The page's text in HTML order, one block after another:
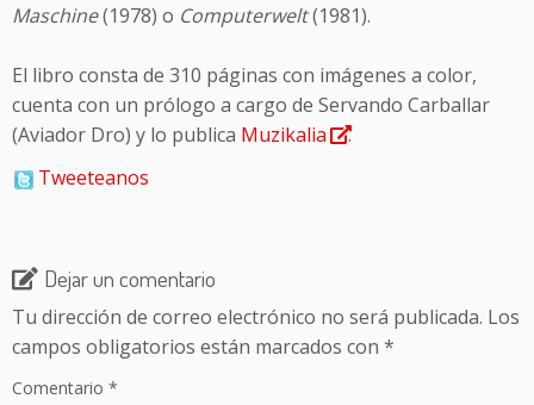
Maschine(1978) o Computerwelt(1981).
El libro consta de 310 páginas con imágenes a color,
cuenta con un prólogo a cargo de Servando Carballar
(Aviador Dro) y lo publica Muzikalia
.
Tweeteanos
Dejar un comentario
Tu dirección de correo electrónico no será publicada. Los
campos obligatorios están marcados con *
Comentario *